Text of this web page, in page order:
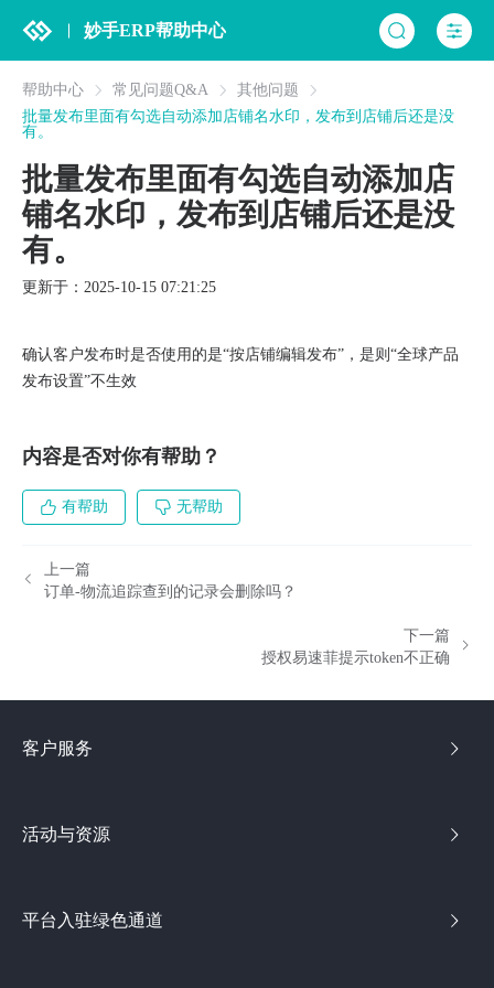
妙手ERP帮助中心
帮助中心 常见问题Q&A
其他问题
批量发布里面有勾选自动添加店铺名水印，发布到店铺后还是没
有。
批量发布里面有勾选自动添加店
铺名水印，发布到店铺后还是没
有。
更新于：2025-10-15 07:21:25
确认客户发布时是否使用的是“按店铺编辑发布”，是则“全球产品
发布设置”不生效
内容是否对你有帮助？
有帮助 无帮助
上一篇
订单-物流追踪查到的记录会删除吗？
下一篇
授权易速菲提示token不正确
客户服务
活动与资源
平台入驻绿色通道